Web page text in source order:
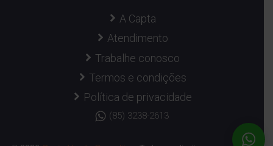
A Capta
Atendimento
Trabalhe conosco
Termos e condições
Política de privacidade
(85) 3238-2613